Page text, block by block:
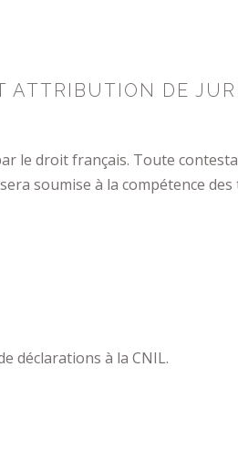
ATTRIBUTION DE
le droit français. Toute
soumise à la compétence
déclarations à la CNIL.